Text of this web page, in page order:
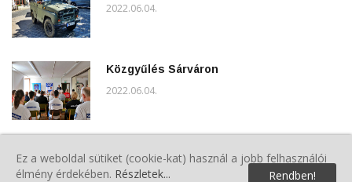
2022.06.04.
Közgyűlés Sárváron
2022.06.04.
A VMPSZ Kommunikációs Csoport
évindító Ötletbörzét tartott
Ez a weboldal sütiket (cookie-kat) használ a jobb felhasználói
élmény érdekében. Részletek... Rendben!